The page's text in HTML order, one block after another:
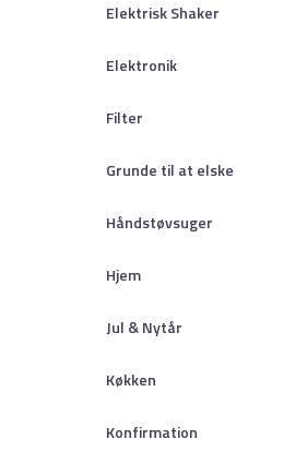
Elektrisk Shaker
Elektronik
Filter
Grunde til at elske
Håndstøvsuger
Hjem
Jul & Nytår
Køkken
Konfirmation